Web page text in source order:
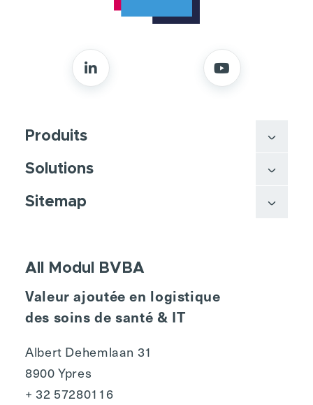
Produits
Solutions
Sitemap
All Modul BVBA
Valeur ajoutée en logistique
des soins de santé & IT
Albert Dehemlaan 31
8900 Ypres
+ 32 57280116